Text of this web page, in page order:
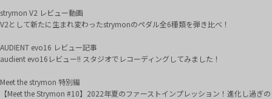
strymon V2 レビュー動画
V2として新たに生まれ変わったstrymonのペダル全6種類を弾き比べ！
AUDIENT evo16 レビュー記事
audient evo16レビュー!! スタジオでレコーディングしてみました！
Meet the strymon 特別編
【Meet the Strymon #10】2022年夏のファーストインプレッション！進化し過ぎの